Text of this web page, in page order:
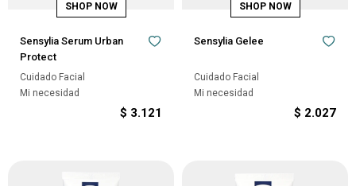
Sensylia Serum Urban
Protect
Cuidado Facial
Mi necesidad
$ 3.121
Sensylia Gelee
Cuidado Facial
Mi necesidad
$ 2.027